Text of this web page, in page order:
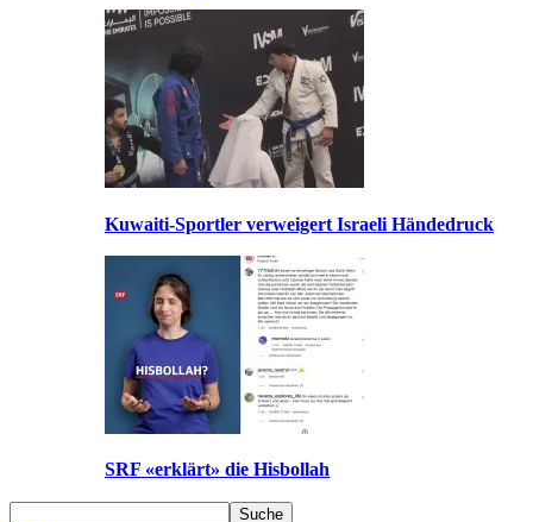
Kuwaiti-Sportler verweigert Israeli Händedruck
SRF «erklärt» die Hisbollah